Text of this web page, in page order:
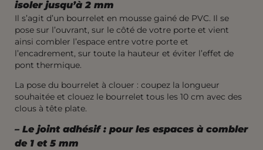
isolerjusqu’à 2 mm
Il s’agit d’un bourrelet en mousse gainé de PVC. Il se
pose sur l’ouvrant, sur le côté de votre porte et vient
ainsi combler l’espace entre votre porte et
l’encadrement, sur toute la hauteur et éviter l’effet de
pont thermique.
La pose du bourrelet à clouer : coupez la longueur
souhaitée et clouez le bourrelet tous les 10 cm avec des
clous à tête plate.
– Le joint adhésif : pour les espaces à combler
de 1 et 5 mm